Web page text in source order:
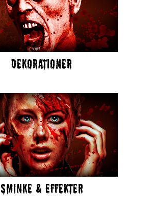
DEKORATIONER
SMINKE & EFFEKTER